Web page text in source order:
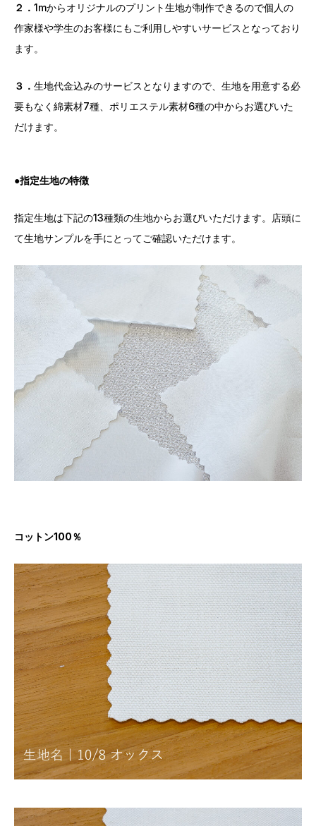
２． 1mからオリジナルのプリント生地が制作できるので個人の
作家様や学生のお客様にもご利用しやすいサービスとなっており
ます。
３． 生地代金込みのサービスとなりますので、生地を用意する必
要もなく綿素材7種、ポリエステル素材6種の中からお選びいた
だけます。
●指定生地の特徴
指定生地は下記の13種類の生地からお選びいただけます。店頭に
て生地サンプルを手にとってご確認いただけます。
コットン100％